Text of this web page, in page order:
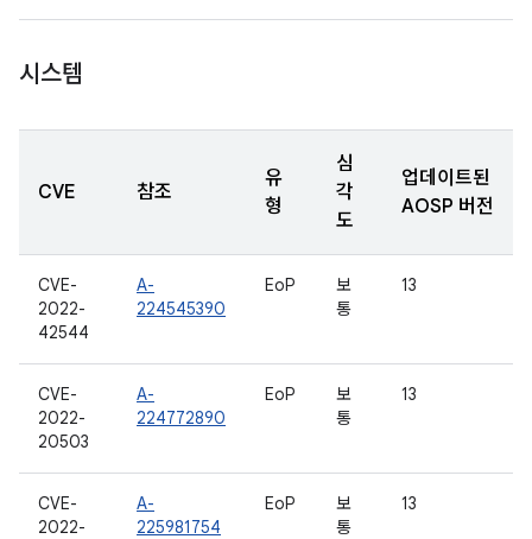
시스템
CVE 참조
유
형
심
각
도
업데이트된
AOSP 버전
CVE-
2022-
42544
A-
224545390
EoP
보
통
13
CVE-
2022-
20503
A-
224772890
EoP
보
통
13
CVE-
2022-
A-
225981754
EoP
보
통
13